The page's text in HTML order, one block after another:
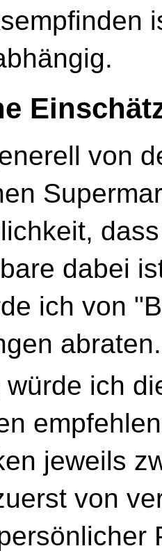
von
dabei
ich von
abraten.
ich
jeweils
von